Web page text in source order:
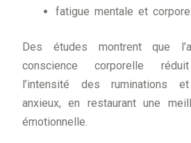
fatigue mentale et
Des études montrent que
conscience corporelle
l’intensité des ruminations
anxieux, en restaurant une
émotionnelle.